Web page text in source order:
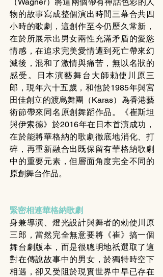
物的故事寫成整個演出時間三幕合共四
小時的歌劇，這創作至今仍歷久常新，
在於所展示出男女兩性充滿矛盾的愛慾
情感，在追求完美愛情遭到死亡帶來幻
滅後，混和了激情與痛苦，無以名狀的
感受。日本演藝舞台大師勅使川原三
郎，現年六十五歲，和他於1985年與宮
田佳創立的渡烏舞團（Karas）為香港藝
術節帶來同名原創舞蹈作品。《崔斯坦
與伊索德》於2016年在日本首演成功，
在於能將華格納的歌劇徹底地消化、打
碎，再重新融合出既保留有華格納歌劇
中的重要元素，但層面角度完全不同的
原創舞台作品。
緊密相連華格納歌劇
身兼導演、燈光設計與舞者的勅使川原
三郎，當然完全無意要將《崔》搞一個
舞台劇版本，而是很聰明地祇選取了這
對在傳說故事中的男女，於獨特時空下
相遇，卻又受阻於現實世界中早已存在